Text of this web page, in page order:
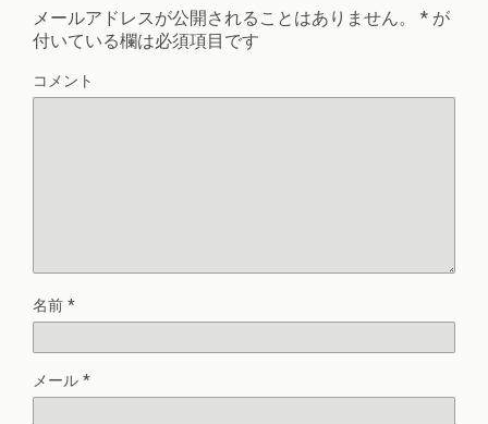
メールアドレスが公開されることはありません。 * が
付いている欄は必須項目です
コメント
名前 *
メール *